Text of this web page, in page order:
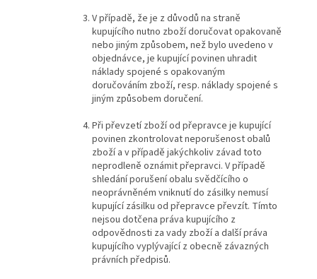
V případě, že je z důvodů na straně
kupujícího nutno zboží doručovat opakovaně
nebo jiným způsobem, než bylo uvedeno v
objednávce, je kupující povinen uhradit
náklady spojené s opakovaným
doručováním zboží, resp. náklady spojené s
jiným způsobem doručení.
Při převzetí zboží od přepravce je kupující
povinen zkontrolovat neporušenost obalů
zboží a v případě jakýchkoliv závad toto
neprodleně oznámit přepravci. V případě
shledání porušení obalu svědčícího o
neoprávněném vniknutí do zásilky nemusí
kupující zásilku od přepravce převzít. Tímto
nejsou dotčena práva kupujícího z
odpovědnosti za vady zboží a další práva
kupujícího vyplývající z obecně závazných
právních předpisů.